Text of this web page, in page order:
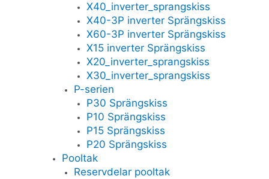
X40_inverter_sprangskiss
X40-3P inverter Sprängskiss
X60-3P inverter Sprängskiss
X15 inverter Sprängskiss
X20_inverter_sprangskiss
X30_inverter_sprangskiss
P-serien
P30 Sprängskiss
P10 Sprängskiss
P15 Sprängskiss
P20 Sprängskiss
Pooltak
Reservdelar pooltak